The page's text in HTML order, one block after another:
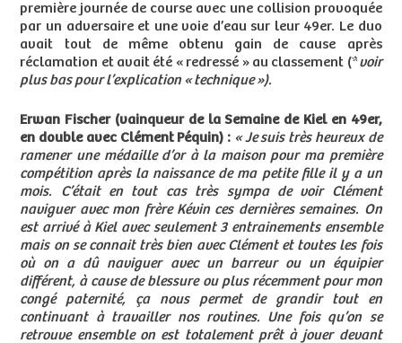
première journée de course avec une collision provoquée
par un adversaire et une voie d’eau sur leur 49er. Le duo
avait tout de même obtenu gain de cause après
réclamation et avait été « redressé » au classement (*voir
plus bas pour l’explication « technique »).
Erwan Fischer (vainqueur de la Semaine de Kiel en 49er,
en double avec Clément Péquin) : « Je suis très heureux de
ramener une médaille d’or à la maison pour ma première
compétition après la naissance de ma petite fille il y a un
mois. C’était en tout cas très sympa de voir Clément
naviguer avec mon frère Kévin ces dernières semaines. On
est arrivé à Kiel avec seulement 3 entrainements ensemble
mais on se connait très bien avec Clément et toutes les fois
où on a dû naviguer avec un barreur ou un équipier
différent, à cause de blessure ou plus récemment pour mon
congé paternité, ça nous permet de grandir tout en
continuant à travailler nos routines. Une fois qu’on se
retrouve ensemble on est totalement prêt à jouer devant